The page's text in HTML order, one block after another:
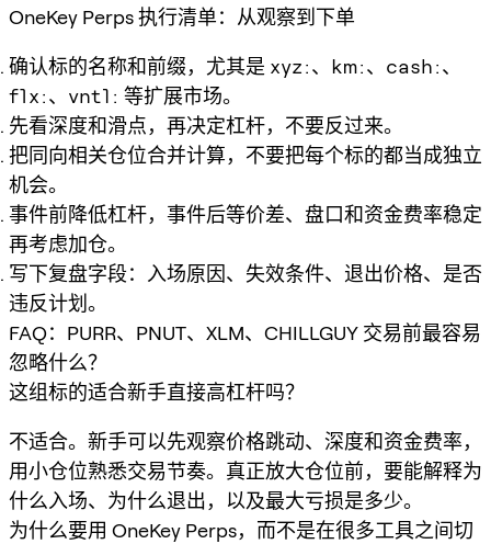
OneKey Perps 执行清单：从观察到下单
确认标的名称和前缀，尤其是 xyz:、 km:、 cash:、
flx:、 vntl: 等扩展市场。
先看深度和滑点，再决定杠杆，不要反过来。
把同向相关仓位合并计算，不要把每个标的都当成独立
机会。
事件前降低杠杆，事件后等价差、盘口和资金费率稳定
再考虑加仓。
写下复盘字段：入场原因、失效条件、退出价格、是否
违反计划。
FAQ：PURR、PNUT、XLM、CHILLGUY 交易前最容易
忽略什么？
这组标的适合新手直接高杠杆吗？
不适合。新手可以先观察价格跳动、深度和资金费率，
用小仓位熟悉交易节奏。真正放大仓位前，要能解释为
什么入场、为什么退出，以及最大亏损是多少。
为什么要用 OneKey Perps，而不是在很多工具之间切